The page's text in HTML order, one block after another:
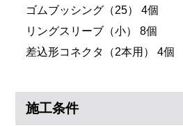
ゴムブッシング（25） 4個
リングスリーブ（小） 8個
差込形コネクタ（2本用） 4個
施工条件